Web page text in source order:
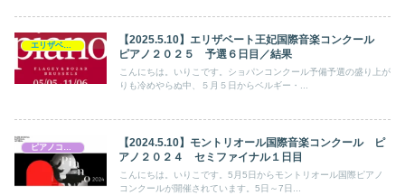
【2025.5.10】エリザベート王妃国際音楽コンクール
ピアノ２０２５ 予選６日目／結果
こんにちは。いりこです。ショパンコンクール予備予選の盛り上が
りも冷めやらぬ中、５月５日からベルギー・...
ピアノコンクール
【2024.5.10】モントリオール国際音楽コンクール ピ
アノ２０２４ セミファイナル１日目
こんにちは。いりこです。5月5日からモントリオール国際ピアノ
コンクールが開催されています。5日～7日...